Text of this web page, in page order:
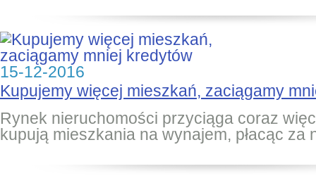
15-12-2016
Kupujemy więcej mieszkań, zaciągamy
Rynek nieruchomości przyciąga coraz
kupują mieszkania na wynajem, płacąc za